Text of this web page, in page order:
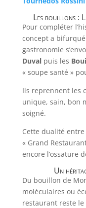
Les bouillons :
Pour compléter
concept a
gastronomie
Duvalpuis les
« soupe santé »
Ils reprennent les
unique, sain, bon
soigné.
Cette dualité entre
« Grand
encore l’ossature
Un
Du bouillon de
moléculaires ou
restaurant reste